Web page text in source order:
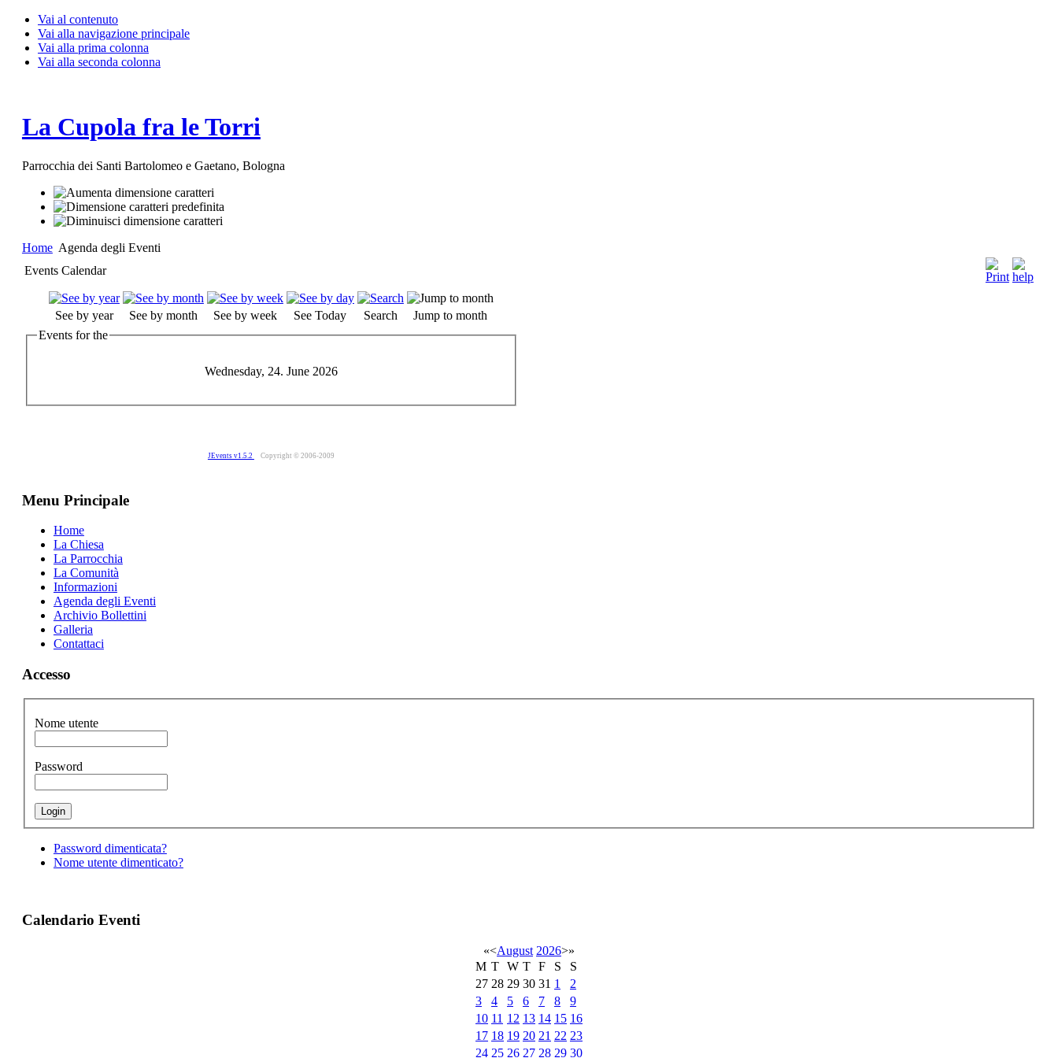
Vai al contenuto
Vai alla navigazione principale
Vai alla prima colonna
Vai alla seconda colonna
La Cupola fra le Torri
Parrocchia dei Santi Bartolomeo e Gaetano, Bologna
Home Agenda degli Eventi
Events Calendar
See by year See by month See by week See Today Search
Jump to month
Events for the
Wednesday, 24. June 2026
JEvents v1.5.2 Copyright © 2006-2009
Menu Principale
Home
La Chiesa
La Parrocchia
La Comunità
Informazioni
Agenda degli Eventi
Archivio Bollettini
Galleria
Contattaci
Accesso
Nome utente
Password
Password dimenticata?
Nome utente dimenticato?
Calendario Eventi
«<August 2026>»
M T W T F S
S
27 28 29 30 31 1
2
3
4 5 6 7 8
9
10 11 12 13 14 15 16
17 18 19 20 21 22 23
24 25 26 27 28 29 30